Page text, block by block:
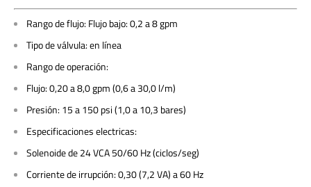
Rango de flujo: Flujo bajo: 0,2 a 8 gpm
Tipo de válvula: en línea
Rango de operación:
Flujo: 0,20 a 8,0 gpm (0,6 a 30,0 l/m)
Presión: 15 a 150 psi (1,0 a 10,3 bares)
Especificaciones electricas:
Solenoide de 24 VCA 50/60 Hz (ciclos/seg)
Corriente de irrupción: 0,30 (7,2 VA) a 60 Hz